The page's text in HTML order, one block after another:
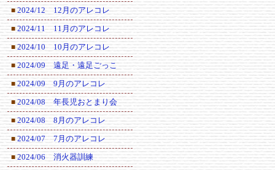
■ 2024/12 12月のアレコレ
■ 2024/11 11月のアレコレ
■ 2024/10 10月のアレコレ
■ 2024/09 遠足・遠足ごっこ
■ 2024/09 9月のアレコレ
■ 2024/08 年長児おとまり会
■ 2024/08 8月のアレコレ
■ 2024/07 7月のアレコレ
■ 2024/06 消火器訓練